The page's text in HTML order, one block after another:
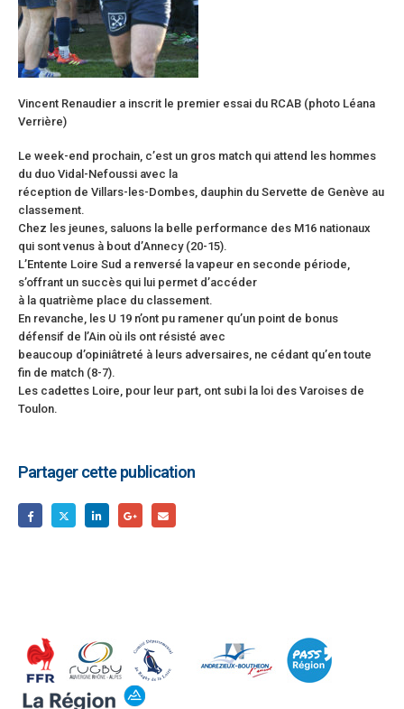
Vincent Renaudier a inscrit le premier essai du RCAB (photo Léana
Verrière)
Le week-end prochain, c’est un gros match qui attend les hommes
du duo Vidal-Nefoussi avec la
réception de Villars-les-Dombes, dauphin du Servette de Genève au
classement.
Chez les jeunes, saluons la belle performance des M16 nationaux
qui sont venus à bout d’Annecy (20-15).
L’Entente Loire Sud a renversé la vapeur en seconde période,
s’offrant un succès qui lui permet d’accéder
à la quatrième place du classement.
En revanche, les U 19 n’ont pu ramener qu’un point de bonus
défensif de l’Ain où ils ont résisté avec
beaucoup d’opiniâtreté à leurs adversaires, ne cédant qu’en toute
fin de match (8-7).
Les cadettes Loire, pour leur part, ont subi la loi des Varoises de
Toulon.
Partager cette publication